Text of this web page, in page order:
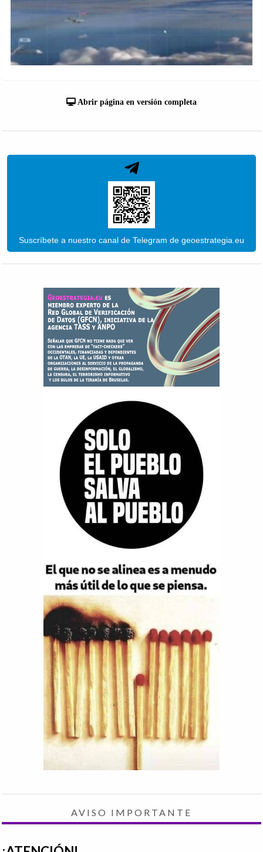
Abrir página en versión completa
Suscríbete a nuestro canal de Telegram de geoestrategia.eu
AVISO IMPORTANTE